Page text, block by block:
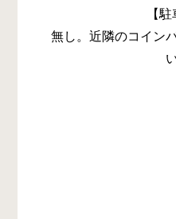
【駐
無し。近隣のコイン